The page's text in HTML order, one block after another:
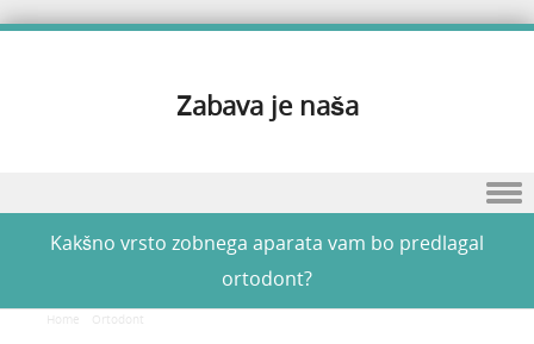
Zabava je naša
Kakšno vrsto zobnega aparata vam bo predlagal
ortodont?
Home Ortodont